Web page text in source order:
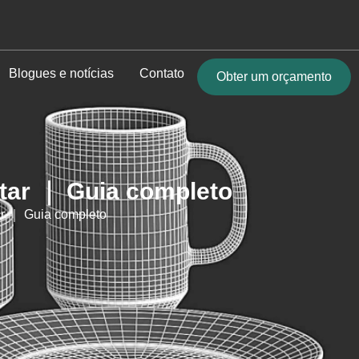
Blogues e notícias Contato Obter um orçamento
｜ Guia completo
｜ Guia completo